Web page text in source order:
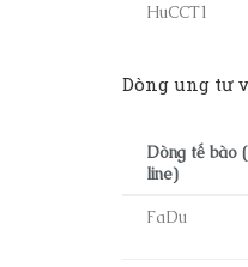
HuCCT1
Dòng ung tư
Dòng tế bào
line)
FaDu